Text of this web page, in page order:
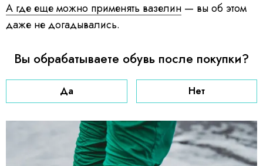
А где еще можно применять вазелин — вы об этом
даже не догадывались.
Вы обрабатываете обувь после покупки?
Да Нет